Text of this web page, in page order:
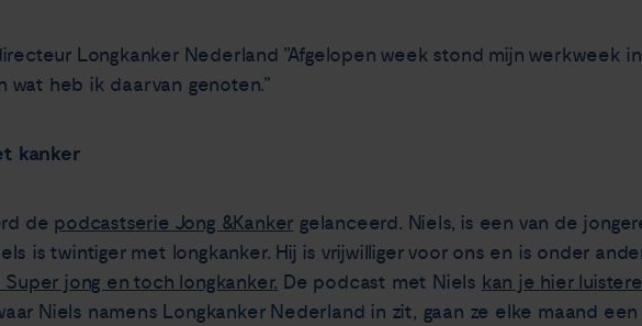
Longkanker Nederland "Afgelopen week stond mijn werkweek
wat heb ik daarvan genoten."
kanker
de podcastserie Jong &Kanker gelanceerd. Niels, is een van de
is twintiger met longkanker. Hij is vrijwilliger voor ons en is onder
jong en toch longkanker. De podcast met Niels kan je hier
Niels namens Longkanker Nederland in zit, gaan ze elke maand